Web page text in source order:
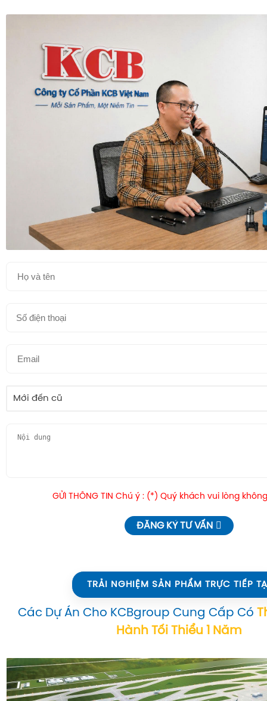
Mới đến cũ
GỬI THÔNG TIN Chú ý : (*) Quý khách vui lòng
ĐĂNG KÝ TƯ VẤN
TRẢI NGHIỆM SẢN PHẨM TRỰC TIẾP
Các Dự Án Cho KCBgroup Cung Cấp Có
Hành Tối Thiểu 1 Năm